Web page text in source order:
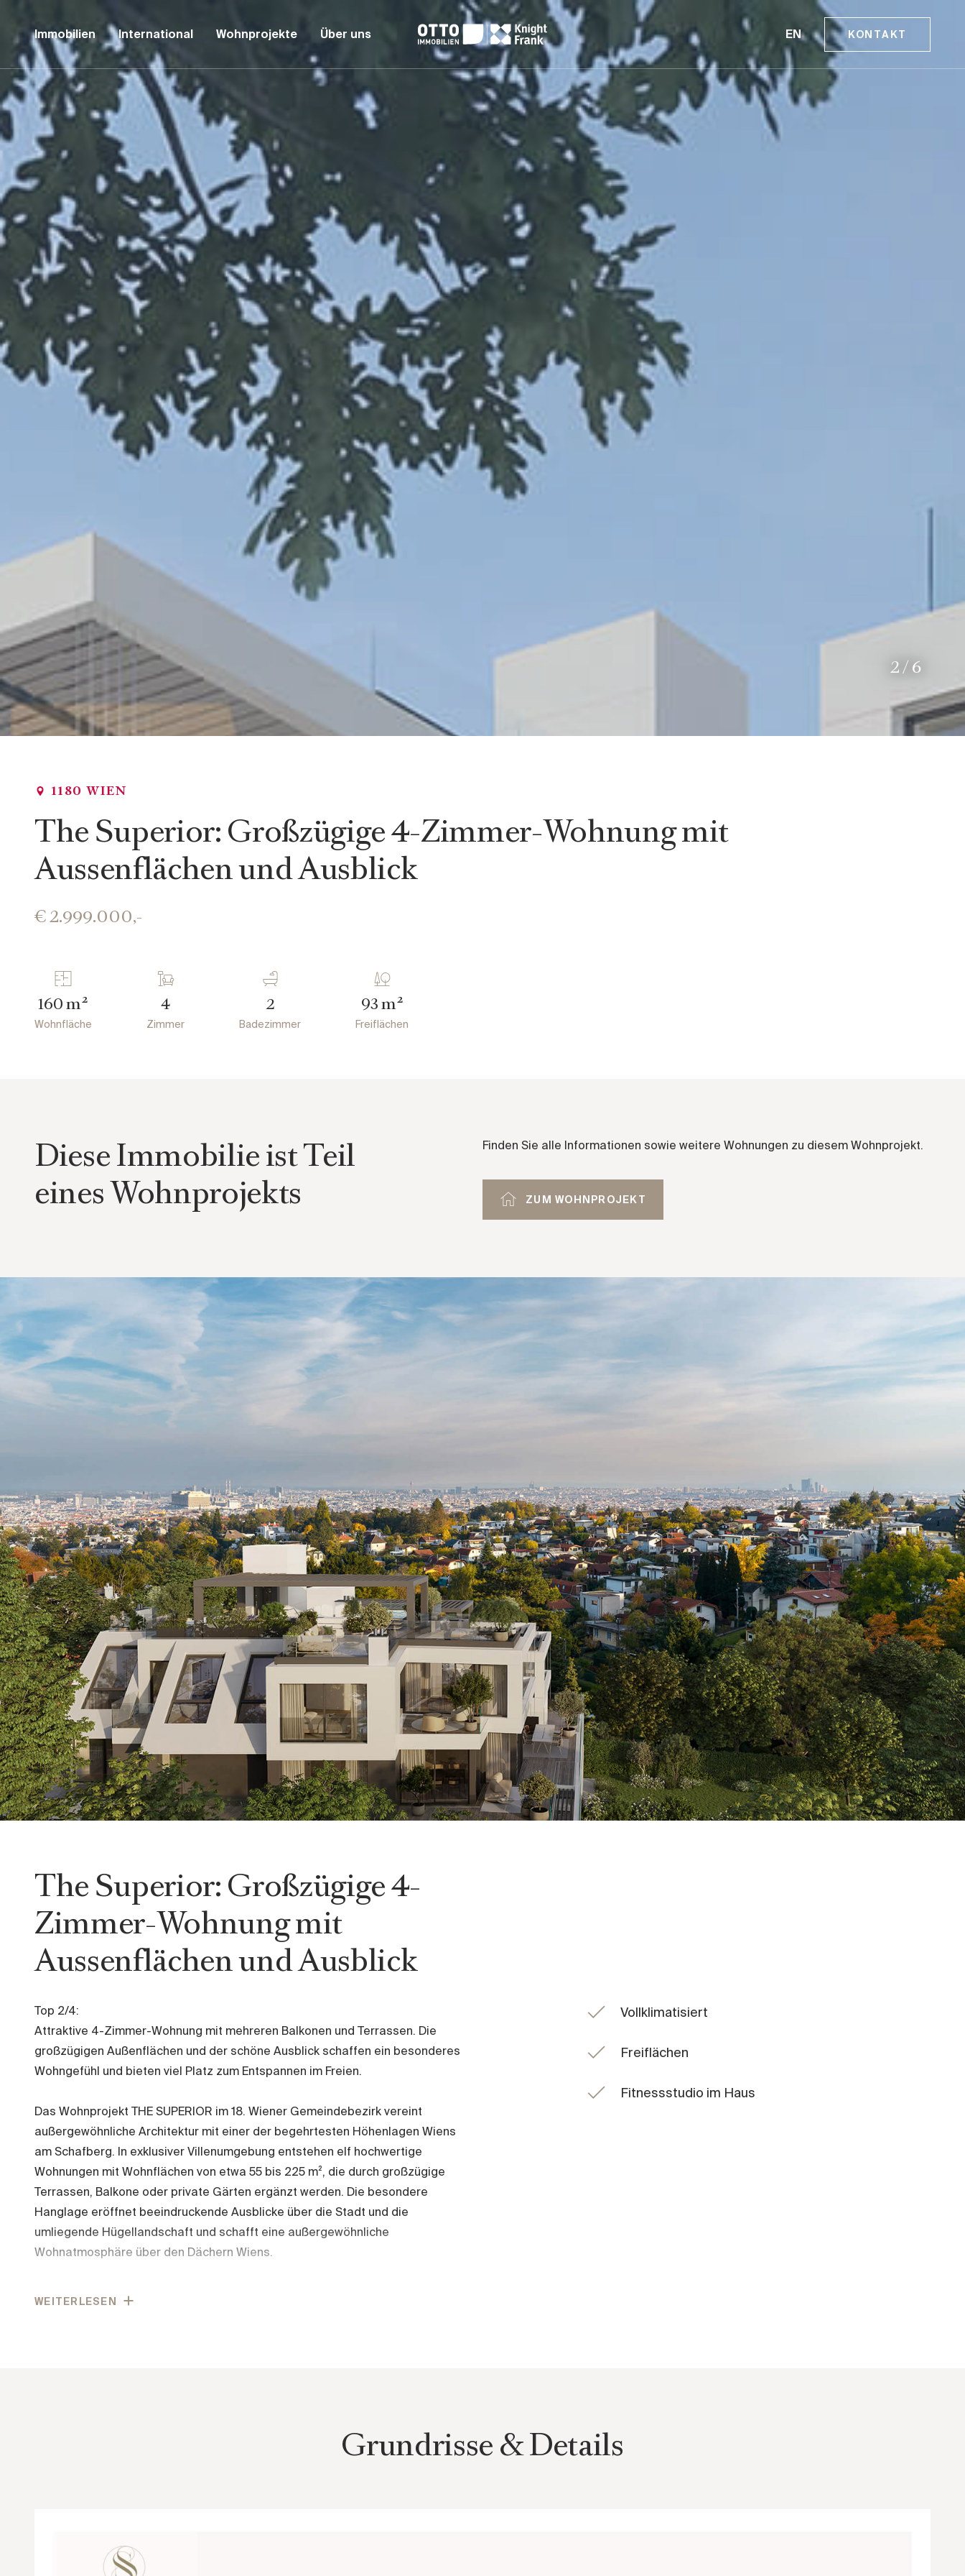
Immobilien International Wohnprojekte Über uns EN KONTAKT
2/6
1180 WIEN
The Superior: Großzügige 4-Zimmer-Wohnung mit
Aussenflächen und Ausblick
€ 2.999.000,-
160m²
Wohnfläche
4
Zimmer
2
Badezimmer
93m²
Freiflächen
Diese Immobilie ist Teil
eines Wohnprojekts
Finden Sie alle Informationen sowie weitere Wohnungen zu diesem Wohnprojekt.
ZUM WOHNPROJEKT
The Superior: Großzügige 4-
Zimmer-Wohnung mit
Aussenflächen und Ausblick
Top 2/4:
Attraktive 4-Zimmer-Wohnung mit mehreren Balkonen und Terrassen. Die
großzügigen Außenflächen und der schöne Ausblick schaffen ein besonderes
Wohngefühl und bieten viel Platz zum Entspannen im Freien.
Das Wohnprojekt THE SUPERIOR im 18. Wiener Gemeindebezirk vereint
außergewöhnliche Architektur mit einer der begehrtesten Höhenlagen Wiens
am Schafberg. In exklusiver Villenumgebung entstehen elf hochwertige
Wohnungen mit Wohnflächen von etwa 55 bis 225 m², die durch großzügige
Terrassen, Balkone oder private Gärten ergänzt werden. Die besondere
Hanglage eröffnet beeindruckende Ausblicke über die Stadt und die
umliegende Hügellandschaft und schafft eine außergewöhnliche
Wohnatmosphäre über den Dächern Wiens.
Großzügige Glasflächen sorgen für lichtdurchflutete Räume und verbinden
Die Leschetitzkygasse im 18. Wiener Gemeindebezirk zählt zu den
Stadt sowie auf die umliegenden Hügel und Weinberge, wodurch ein
einzigartiges Wohngefühl entsteht.
WEITERLESEN
Vollklimatisiert
Freiflächen
Fitnessstudio im Haus
Grundrisse & Details